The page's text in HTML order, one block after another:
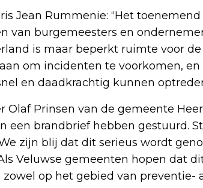
Jean Rummenie: “Het
van burgemeesters en
is maar beperkt ruimte voor
om incidenten te voorkomen,
en daadkrachtig kunnen
Olaf Prinsen van de gemeente
een brandbrief hebben gestuurd.
zijn blij dat dit serieus wordt
Veluwse gemeenten hopen dat
op het gebied van preventie-